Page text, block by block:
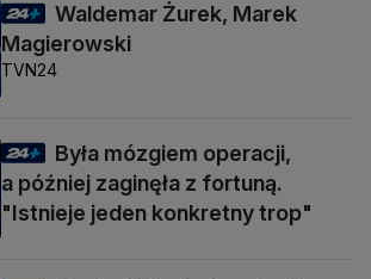
Waldemar Żurek, Marek
Magierowski
TVN24
Była mózgiem operacji,
a później zaginęła z fortuną.
"Istnieje jeden konkretny trop"